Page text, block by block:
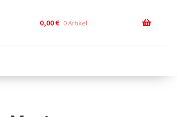
0,00€ 0 Artikel